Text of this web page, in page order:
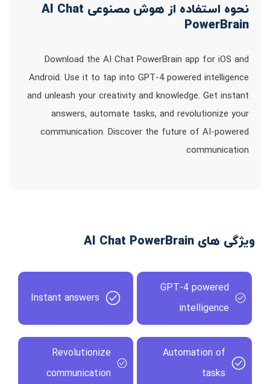
نحوه استفاده از هوش مصنوعی AI Chat
PowerBrain
Download the AI Chat PowerBrain app for iOS and
Android. Use it to tap into GPT-4 powered intelligence
and unleash your creativity and knowledge. Get instant
answers, automate tasks, and revolutionize your
communication. Discover the future of AI-powered
communication
ویژگی های AI Chat PowerBrain
GPT-4 powered
intelligence
Instant answers
Automation of
tasks
Revolutionize
communication